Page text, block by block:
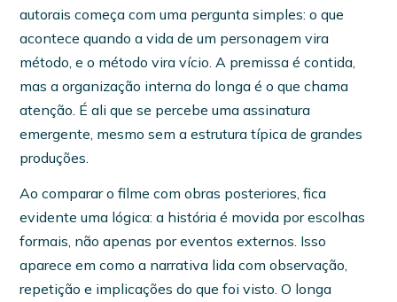
autorais começa com uma pergunta simples: o que
acontece quando a vida de um personagem vira
método, e o método vira vício. A premissa é contida,
mas a organização interna do longa é o que chama
atenção. É ali que se percebe uma assinatura
emergente, mesmo sem a estrutura típica de grandes
produções.
Ao comparar o filme com obras posteriores, fica
evidente uma lógica: a história é movida por escolhas
formais, não apenas por eventos externos. Isso
aparece em como a narrativa lida com observação,
repetição e implicações do que foi visto. O longa